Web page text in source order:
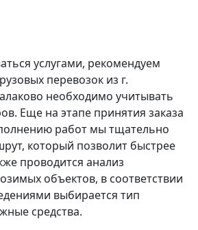
услугами, рекомендуем
перевозок из г.
необходимо учитывать
Еще на этапе принятия заказа
работ мы тщательно
который позволит быстрее
проводится анализ
объектов, в соответствии
выбирается тип
средства.